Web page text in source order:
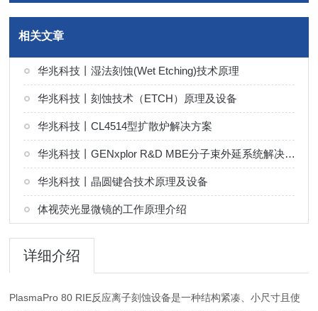
相关文章
华兆科技丨湿法刻蚀(Wet Etching)技术原理
华兆科技丨刻蚀技术（ETCH）原理及设备
华兆科技丨CL4514型扩散炉解决方案
华兆科技丨GENxplor R&D MBE分子束外延系统解决方案
华兆科技丨晶圆键合技术原理及设备
体视荧光显微镜的工作原理介绍
详细介绍
PlasmaPro 80 RIE反应离子刻蚀设备是一种结构紧凑、小尺寸且使